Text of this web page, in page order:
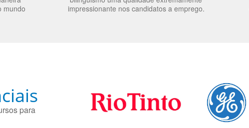
mundo
impressionante nos candidatos a emprego.
para